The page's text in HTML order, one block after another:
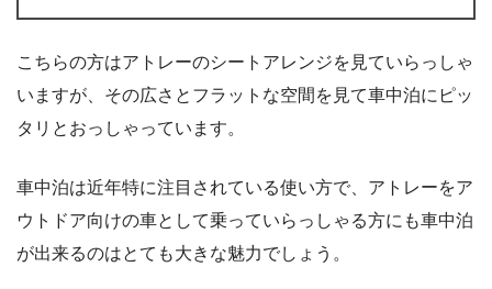
こちらの方はアトレーのシートアレンジを見ていらっしゃ
いますが、その広さとフラットな空間を見て車中泊にピッ
タリとおっしゃっています。
車中泊は近年特に注目されている使い方で、アトレーをア
ウトドア向けの車として乗っていらっしゃる方にも車中泊
が出来るのはとても大きな魅力でしょう。